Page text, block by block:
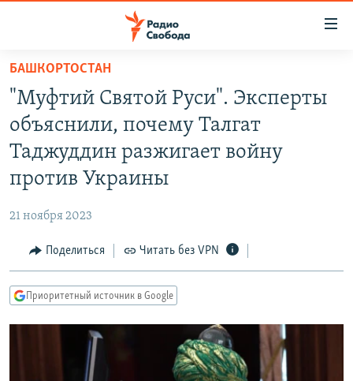
упрощенного
доступа
Вернуться
основному
содержанию
Вернутся
навигации
Вернутся
ПРОГРАММЫ
ПОДКАСТЫ
АВТОРСКИЕ ПРОЕКТЫ
ЦИТАТЫ СВОБОДЫ
КУЛЬТУРА
IDEL.РЕАЛИИ
КАВКАЗ.РЕАЛИИ
СИБИРЬ.РЕАЛИИ
РАСПИСАНИЕ ВЕЩАНИЯ
БАШКОРТОСТАН
"Муфтий Святой Руси". Эксперты
объяснили, почему Талгат
Таджуддин разжигает войну
против Украины
21 ноября 2023
Поделиться Читать без VPN
Приоритетный источник в Google